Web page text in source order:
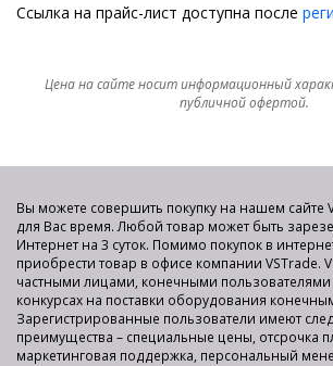
Ссылка на прайс-лист доступна после
Цена на сайте носит информационный
публичной офертой.
Вы можете совершить покупку на нашем сайте
для Вас время. Любой товар может быть
Интернет на 3 суток. Помимо покупок в
приобрести товар в офисе компании VSTrade.
частными лицами, конечными пользователями
конкурсах на поставки оборудования
Зарегистрированные пользователи имеют
преимущества – специальные цены, отсрочка
маркетинговая поддержка, персональный